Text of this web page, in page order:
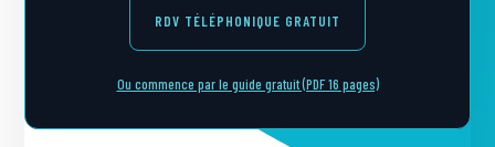
RDV TÉLÉPHONIQUE GRATUIT
Ou commence par le guide gratuit (PDF 16 pages)